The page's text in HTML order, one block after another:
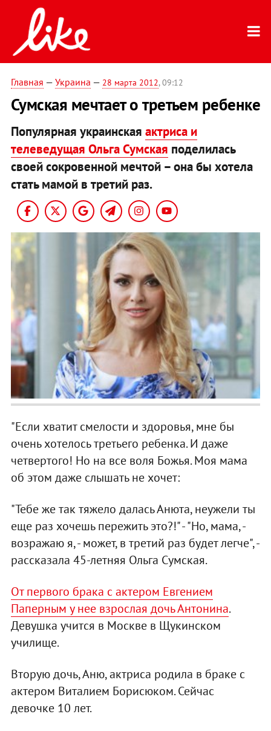
Главная — Украина — 28 марта 2012, 09:12
Сумская мечтает о третьем ребенке
Популярная украинская актриса и
телеведущая Ольга Сумская поделилась
своей сокровенной мечтой – она бы хотела
стать мамой в третий раз.
"Если хватит смелости и здоровья, мне бы
очень хотелось третьего ребенка. И даже
четвертого! Но на все воля Божья. Моя мама
об этом даже слышать не хочет:
"Тебе же так тяжело далась Анюта, неужели ты
еще раз хочешь пережить это?!" - "Но, мама, -
возражаю я, - может, в третий раз будет легче", -
рассказала 45-летняя Ольга Сумская.
От первого брака с актером Евгением
Паперным у нее взрослая дочь Антонина.
Девушка учится в Москве в Щукинском
училище.
Вторую дочь, Аню, актриса родила в браке с
актером Виталием Борисюком. Сейчас
девочке 10 лет.